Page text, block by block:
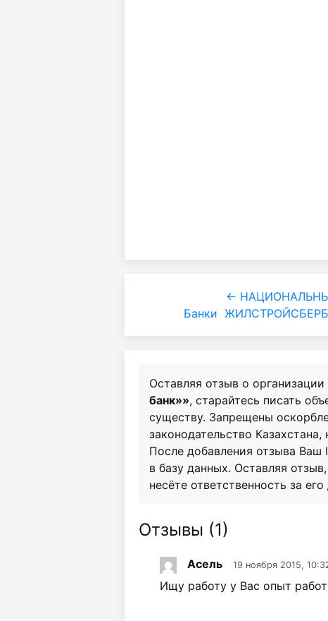
←
Банки
Оставляя отзыв о организации
банк»», старайтесь писать
существу. Запрещены
законодательство
После добавления отзыва Ваш
в базу данных. Оставляя
несёте ответственность за
Отзывы (1)
Асель 19 ноября 2015,
Ищу работу у Вас опыт